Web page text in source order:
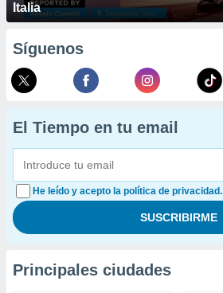
Italia
Síguenos
El Tiempo en tu email
He leído y acepto la política de privacidad.
Principales ciudades